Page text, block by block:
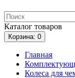
Каталог товаров
Корзина: 0
Главная
Колеса для